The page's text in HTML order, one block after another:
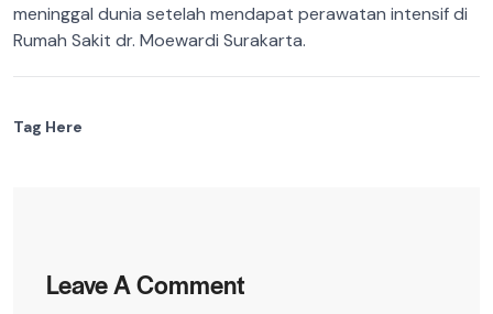
meninggal dunia setelah mendapat perawatan intensif di
Rumah Sakit dr. Moewardi Surakarta.
Tag Here
Leave A Comment